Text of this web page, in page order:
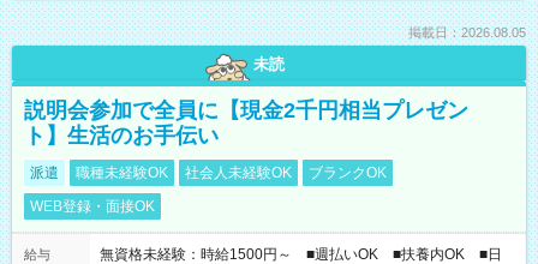
掲載日：2026.08.05
未読
説明会参加で全員に【現金2千円相当プレゼン
ト】生活のお手伝い
派遣 職種未経験OK 社会人未経験OK
ブランクOK
WEB登録・面接OK
給与
無資格未経験：時給1500円～ ■週払いOK ■扶養内OK ■日